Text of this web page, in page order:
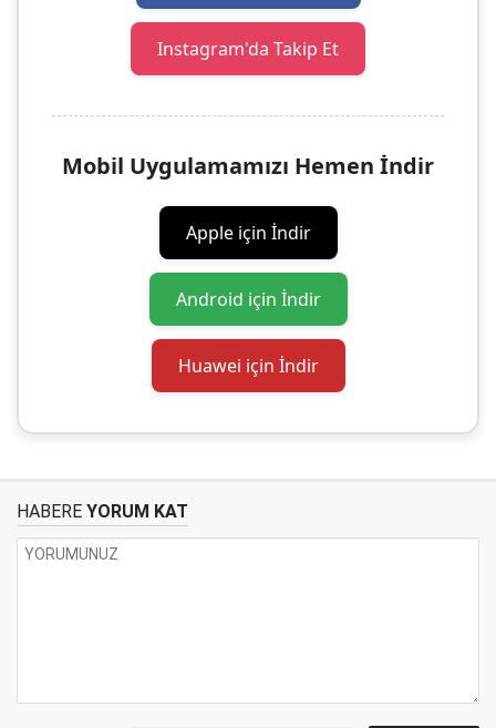
Instagram'da Takip Et
Mobil Uygulamamızı Hemen İndir
Apple için İndir
Android için İndir
Huawei için İndir
HABERE YORUM KAT